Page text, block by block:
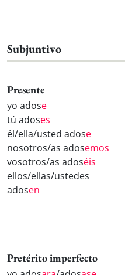
Subjuntivo
Presente
yo adose
tú adoses
él/ella/usted adose
nosotros/as adosemos
vosotros/as adoséis
ellos/ellas/ustedes
adosen
Pretérito imperfecto